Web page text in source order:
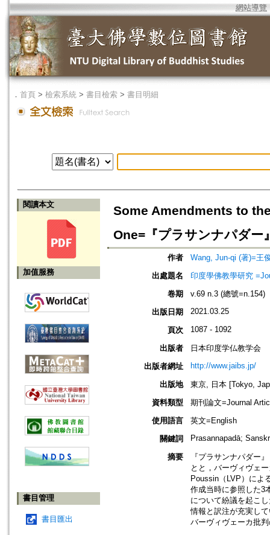
網站導覽
． 首頁 > 檢索系統 > 書目檢索 > 書目明細
閱讀本文
加值服務
書目管理
書目匯出
Some Amendments to
One=『プラサンナパダー
作者
Wang, Jun-qi (著)=王
出處題名
印度學佛教學研究
卷期
v.69 n.3 (總號=n.154)
出版日期
2021.03.25
頁次 1087 - 1092
出版者
日本印度学仏教学会
出版者網址
http://www.jaibs.jp/
出版地
東京, 日本 [Tokyo,
資料類型
期刊論文=Journal
使用語言
英文=English
關鍵詞
Prasannapadā;
摘要
『プラサンナパダー
とと，バーヴィヴェ
Poussin（LVP）によ
作成当時に参照した3
について紛議を起こ
情報と訳注が充実し
バーヴィヴェーカ批